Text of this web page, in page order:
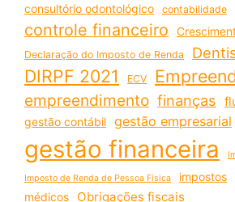
consultório odontológico contabilidade
controle financeiro
Declaração do Imposto de Renda
DIRPF 2021 ECV
empreendimento finanças
gestão contábil gestão empresarial
gestão financeira
Imposto de Renda de Pessoa Física impostos
médicos
Obrigações fiscais